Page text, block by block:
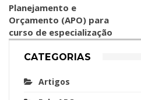
Planejamento e
Orçamento (APO) para
curso de especialização
CATEGORIAS
Artigos